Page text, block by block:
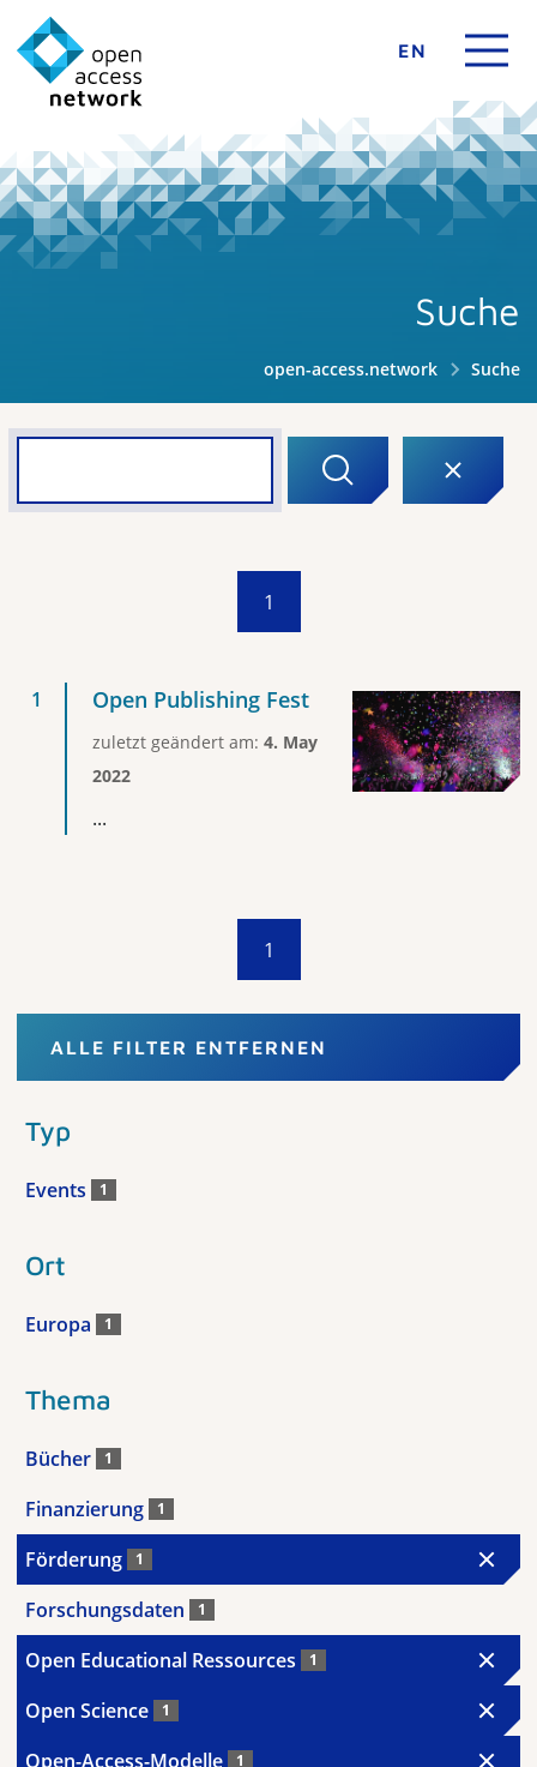
EN
Suche
open-access.network Suche
1
Open Publishing Fest
zuletzt geändert am: 4. May
2022
...
1
ALLE FILTER ENTFERNEN
Typ
Events 1
Ort
Europa 1
Thema
Bücher 1
Finanzierung 1
Förderung 1
Forschungsdaten 1
Open Educational Ressources 1
Open Science 1
Open-Access-Modelle 1